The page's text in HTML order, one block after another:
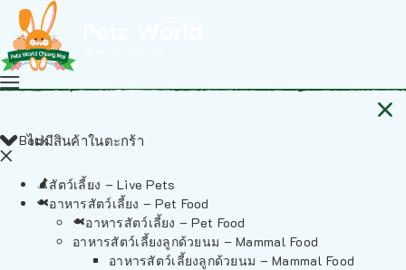
ไม่มีสินค้าในตะกร้า
Back
สัตว์เลี้ยง – Live Pets
อาหารสัตว์เลี้ยง – Pet Food
อาหารสัตว์เลี้ยง – Pet Food
อาหารสัตว์เลี้ยงลูกด้วยนม – Mammal Food
อาหารสัตว์เลี้ยงลูกด้วยนม – Mammal Food